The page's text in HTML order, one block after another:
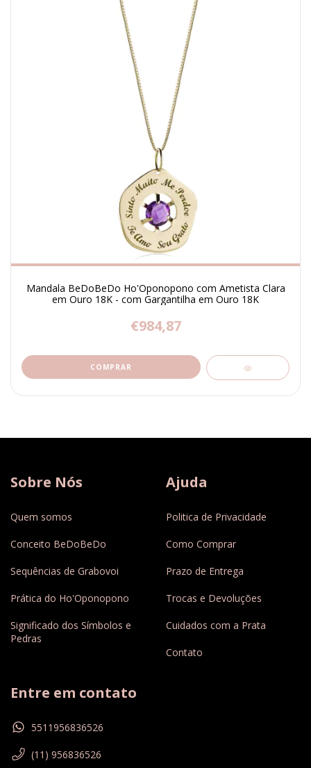
Mandala BeDoBeDo Ho'Oponopono com Ametista Clara
em Ouro 18K - com Gargantilha em Ouro 18K
€984,87
Sobre Nós
Quem somos
Conceito BeDoBeDo
Sequências de Grabovoi
Prática do Ho'Oponopono
Significado dos Símbolos e
Pedras
Ajuda
Politica de Privacidade
Como Comprar
Prazo de Entrega
Trocas e Devoluções
Cuidados com a Prata
Contato
Entre em contato
5511956836526
(11) 956836526